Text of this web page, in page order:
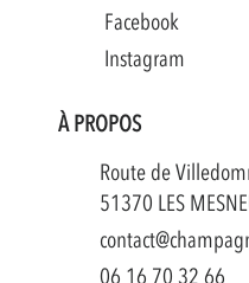
Facebook
Instagram
À PROPOS
Route de
51370 LES